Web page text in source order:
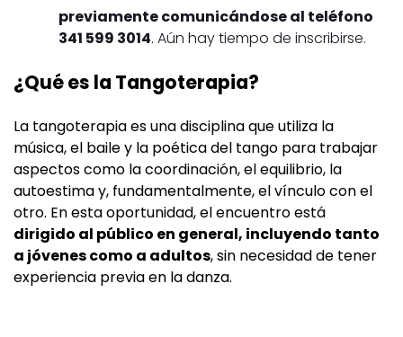
previamente comunicándose al teléfono
341 599 3014. Aún hay tiempo de inscribirse.
¿Qué es la Tangoterapia?
La tangoterapia es una disciplina que utiliza la
música, el baile y la poética del tango para trabajar
aspectos como la coordinación, el equilibrio, la
autoestima y, fundamentalmente, el vínculo con el
otro. En esta oportunidad, el encuentro está
dirigido al público en general, incluyendo tanto
a jóvenes como a adultos, sin necesidad de tener
experiencia previa en la danza.